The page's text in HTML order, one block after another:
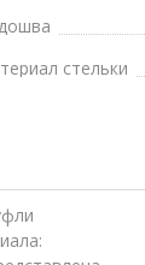
стельки